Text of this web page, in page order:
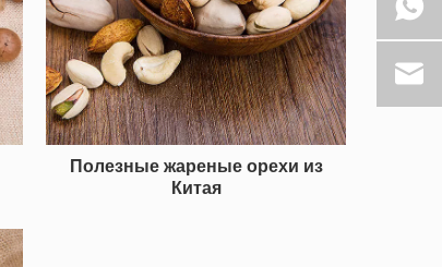
Полезные жареные орехи из
Китая